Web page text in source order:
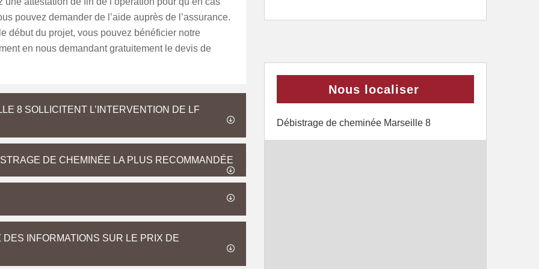
pouvez demander de l’aide auprès de l’assurance.
début du projet, vous pouvez bénéficier notre
en nous demandant gratuitement le devis de
8 SOLLICITENT L’INTERVENTION DE LF
DE CHEMINÉE LA PLUS RECOMMANDÉE
INFORMATIONS SUR LE PRIX DE
Nous localiser
Débistrage de cheminée Marseille 8